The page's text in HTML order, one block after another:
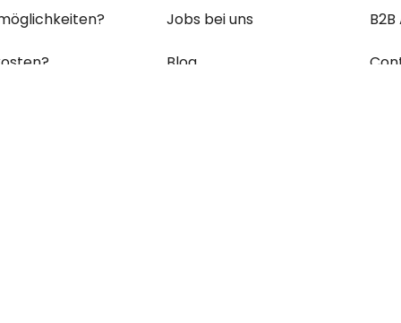
Jobs bei uns
Blog